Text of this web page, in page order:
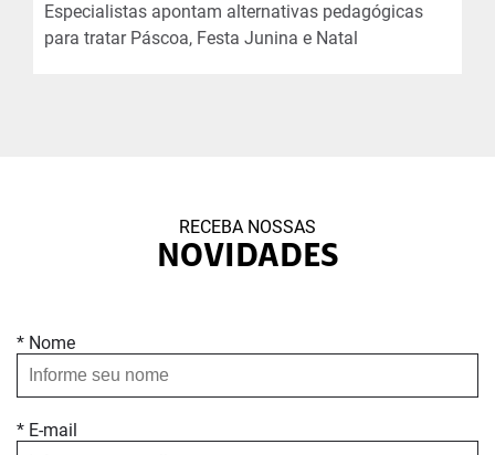
Especialistas apontam alternativas pedagógicas
para tratar Páscoa, Festa Junina e Natal
RECEBA NOSSAS
NOVIDADES
* Nome
* E-mail